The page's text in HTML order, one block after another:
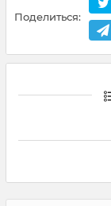
Поделиться: